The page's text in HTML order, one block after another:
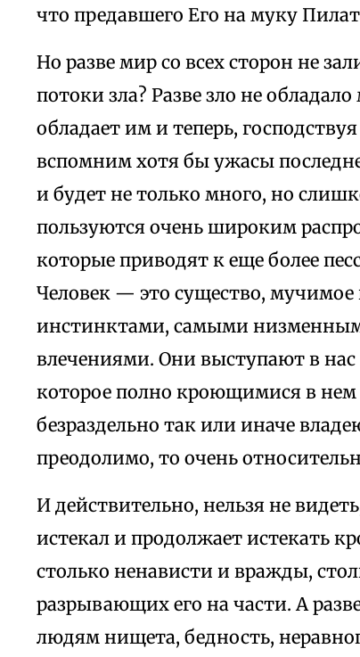
что предавшего Его на муку
Но разве мир со всех сторон не
потоки зла? Разве зло не
обладает им и теперь,
вспомним хотя бы ужасы
и будет не только много, но
пользуются очень широким
которые приводят к еще более
Человек — это существо,
инстинктами, самыми
влечениями. Они выступают в нас
которое полно кроющимися в
безраздельно так или иначе
преодолимо, то очень
И действительно, нельзя не
истекал и продолжает истекать
столько ненависти и вражды,
разрывающих его на части. А
людям нищета, бедность,